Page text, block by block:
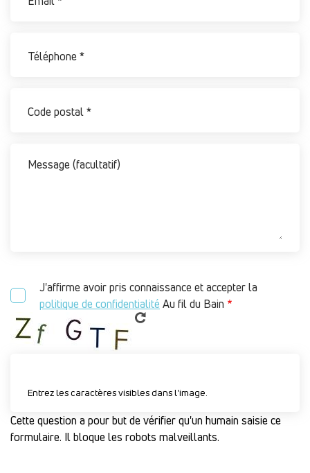
J'affirme avoir pris connaissance et accepter la
politique de confidentialitéAu fil du Bain
Entrez les caractères visibles dans l'image.
Cette question a pour but de vérifier qu'un humain saisie ce
formulaire. Il bloque les robots malveillants.